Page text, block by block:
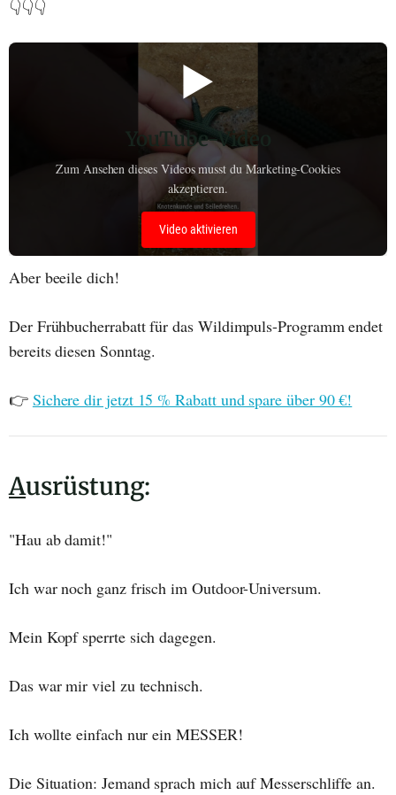
👇👇👇
▶️
YouTube-Video
Zum Ansehen dieses Videos musst du Marketing-Cookies
akzeptieren.
Video aktivieren
Aber beeile dich!
Der Frühbucherrabatt für das Wildimpuls-Programm endet
bereits diesen Sonntag.
👉 Sichere dir jetzt 15 % Rabatt und spare über 90 €!
Ausrüstung:
"Hau ab damit!"
Ich war noch ganz frisch im Outdoor-Universum.
Mein Kopf sperrte sich dagegen.
Das war mir viel zu technisch.
Ich wollte einfach nur ein MESSER!
Die Situation: Jemand sprach mich auf Messerschliffe an.